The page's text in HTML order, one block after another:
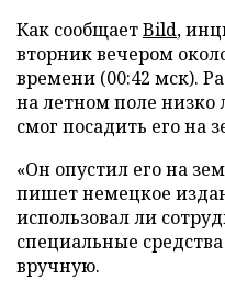
Как сообщаетBild,
вторник вечером
времени (00:42 мск).
на летном поле
смог посадить его на
«Он опустил его на
пишет немецкое
использовал ли
специальные
вручную.